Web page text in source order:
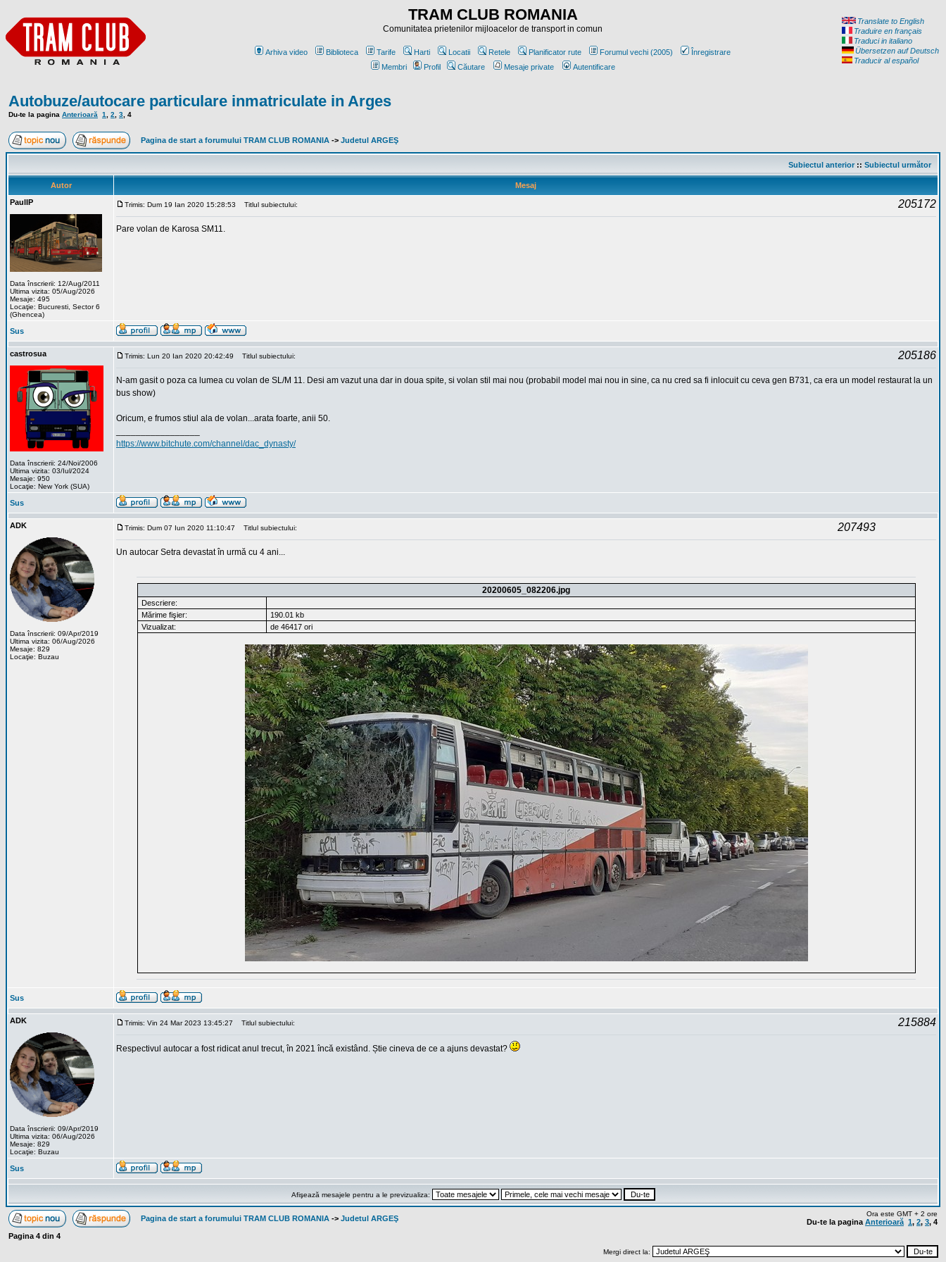
TRAM CLUB ROMANIA
Comunitatea prietenilor mijloacelor de transport in comun
Arhiva video Biblioteca Tarife Harti Locatii Retele Planificator rute Forumul vechi (2005)
Înregistrare
Membri
Profil Căutare Mesaje private Autentificare
Translate to English
Traduire en français
Traduci in italiano
Übersetzen auf Deutsch
Traducir al español
Autobuze/autocare particulare inmatriculate in Arges
Du-te la pagina Anterioară 1 2 3 4
Pagina de start a forumului TRAM CLUB ROMANIA -> Judetul ARGEŞ
Subiectul anterior:: Subiectul următor
Autor
Mesaj
PaulIP
Data înscrierii: 12/Aug/2011
Ultima vizita: 05/Aug/2026
Mesaje: 495
Locaţie: Bucuresti, Sector 6
(Ghencea)
Trimis: Dum 19 Ian 2020 15:28:53 Titlul subiectului: 205172
Pare volan de Karosa SM11.
Sus
castrosua
Data înscrierii: 24/Noi/2006
Ultima vizita: 03/Iul/2024
Mesaje: 950
Locaţie: New York (SUA)
Trimis: Lun 20 Ian 2020 20:42:49 Titlul subiectului: 205186
N-am gasit o poza ca lumea cu volan de SL/M 11. Desi am vazut una dar in doua spite, si volan stil mai nou (probabil model mai nou in sine, ca nu cred sa fi inlocuit cu ceva gen B731, ca era un model restaurat la un
bus show)
Oricum, e frumos stiul ala de volan...arata foarte, anii 50.
https://www.bitchute.com/channel/dac_dynasty/
Sus
ADK
Data înscrierii: 09/Apr/2019
Ultima vizita: 06/Aug/2026
Mesaje: 829
Locaţie: Buzau
Trimis: Dum 07 Iun 2020 11:10:47 Titlul subiectului: 207493
Un autocar Setra devastat în urmă cu 4 ani...
20200605_082206.jpg
Descriere:
Mărime fişier:
190.01 kb
Vizualizat:
de 46417 ori
Sus
ADK
Data înscrierii: 09/Apr/2019
Ultima vizita: 06/Aug/2026
Mesaje: 829
Locaţie: Buzau
Trimis: Vin 24 Mar 2023 13:45:27 Titlul subiectului: 215884
Respectivul autocar a fost ridicat anul trecut, în 2021 încă existând. Știe cineva de ce a ajuns devastat?
Sus
Afişează mesajele pentru a le previzualiza:
Pagina de start a forumului TRAM CLUB ROMANIA -> Judetul ARGEŞ
Ora este GMT + 2 ore
Du-te la pagina Anterioară 1, 2, 3, 4
Pagina 4 din 4
Mergi direct la: